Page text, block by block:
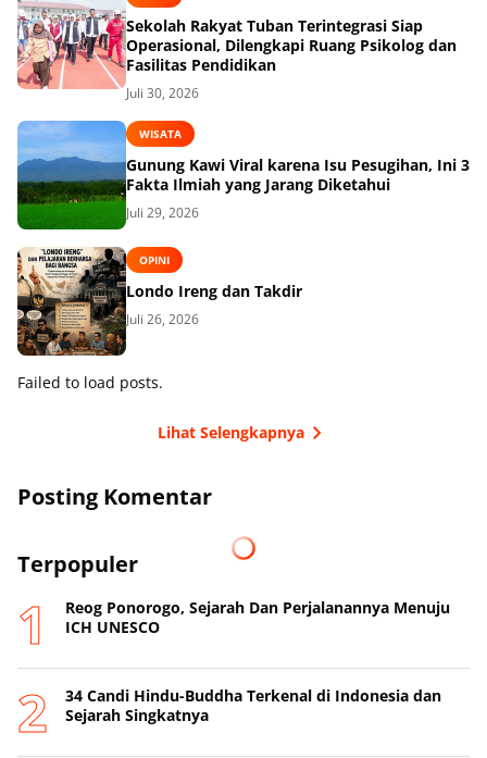
Sekolah Rakyat Tuban Terintegrasi Siap
Operasional, Dilengkapi Ruang Psikolog dan
Fasilitas Pendidikan
Juli 30, 2026
WISATA
Gunung Kawi Viral karena Isu Pesugihan, Ini 3
Fakta Ilmiah yang Jarang Diketahui
Juli 29, 2026
OPINI
Londo Ireng dan Takdir
Juli 26, 2026
Failed to load posts.
Lihat Selengkapnya
Posting Komentar
Terpopuler
Reog Ponorogo, Sejarah Dan Perjalanannya Menuju
ICH UNESCO
34 Candi Hindu-Buddha Terkenal di Indonesia dan
Sejarah Singkatnya